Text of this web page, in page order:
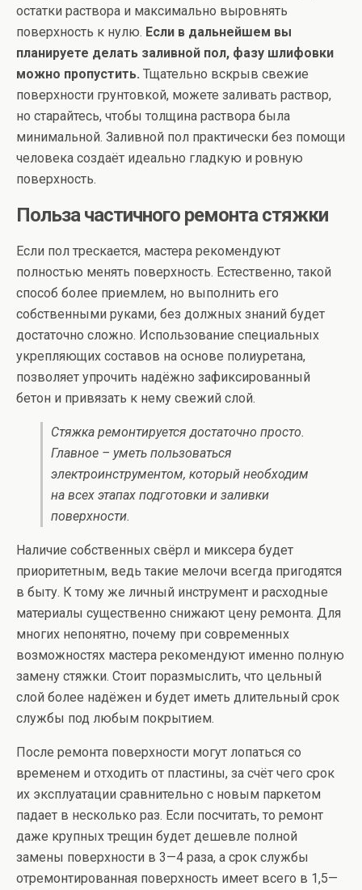
остатки раствора и максимально выровнять
поверхность к нулю. Если в дальнейшем вы
планируете делать заливной пол, фазу шлифовки
можно пропустить. Тщательно вскрыв свежие
поверхности грунтовкой, можете заливать раствор,
но старайтесь, чтобы толщина раствора была
минимальной. Заливной пол практически без помощи
человека создаёт идеально гладкую и ровную
поверхность.
Польза частичного ремонта стяжки
Если пол трескается, мастера рекомендуют
полностью менять поверхность. Естественно, такой
способ более приемлем, но выполнить его
собственными руками, без должных знаний будет
достаточно сложно. Использование специальных
укрепляющих составов на основе полиуретана,
позволяет упрочить надёжно зафиксированный
бетон и привязать к нему свежий слой.
Стяжка ремонтируется достаточно просто.
Главное – уметь пользоваться
электроинструментом, который необходим
на всех этапах подготовки и заливки
поверхности.
Наличие собственных свёрл и миксера будет
приоритетным, ведь такие мелочи всегда пригодятся
в быту. К тому же личный инструмент и расходные
материалы существенно снижают цену ремонта. Для
многих непонятно, почему при современных
возможностях мастера рекомендуют именно полную
замену стяжки. Стоит поразмыслить, что цельный
слой более надёжен и будет иметь длительный срок
службы под любым покрытием.
После ремонта поверхности могут лопаться со
временем и отходить от пластины, за счёт чего срок
их эксплуатации сравнительно с новым паркетом
падает в несколько раз. Если посчитать, то ремонт
даже крупных трещин будет дешевле полной
замены поверхности в 3—4 раза, а срок службы
отремонтированная поверхность имеет всего в 1,5—